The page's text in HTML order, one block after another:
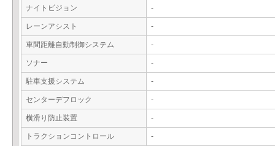
ナイトビジョン -
レーンアシスト -
車間距離自動制御システム -
ソナー -
駐車支援システム -
センターデフロック -
横滑り防止装置 -
トラクションコントロール -